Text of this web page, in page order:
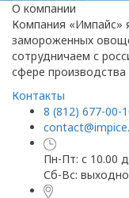
О компании
Компания «Импайс»
замороженных
сотрудничаем с
сфере производства
Контакты
8 (812) 677-00-
Пн-Пт: с 10.00
Сб-Вс: